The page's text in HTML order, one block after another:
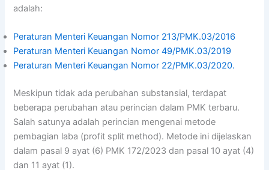
adalah:
Peraturan Menteri Keuangan Nomor 213/PMK.03/2016
Peraturan Menteri Keuangan Nomor 49/PMK.03/2019
Peraturan Menteri Keuangan Nomor 22/PMK.03/2020.
Meskipun tidak ada perubahan substansial, terdapat
beberapa perubahan atau perincian dalam PMK terbaru.
Salah satunya adalah perincian mengenai metode
pembagian laba (profit split method). Metode ini dijelaskan
dalam pasal 9 ayat (6) PMK 172/2023 dan pasal 10 ayat (4)
dan 11 ayat (1).